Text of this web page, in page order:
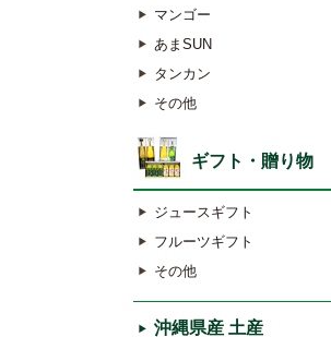
マンゴー
あまSUN
タンカン
その他
ギフト・贈り物
ジュースギフト
フルーツギフト
その他
沖縄県産 土産